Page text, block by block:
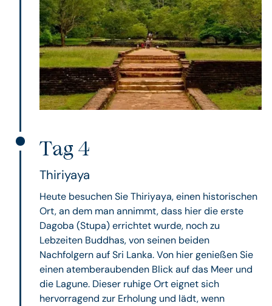
Tag 4
Thiriyaya
Heute besuchen Sie Thiriyaya, einen historischen
Ort, an dem man annimmt, dass hier die erste
Dagoba (Stupa) errichtet wurde, noch zu
Lebzeiten Buddhas, von seinen beiden
Nachfolgern auf Sri Lanka. Von hier genießen Sie
einen atemberaubenden Blick auf das Meer und
die Lagune. Dieser ruhige Ort eignet sich
hervorragend zur Erholung und lädt, wenn